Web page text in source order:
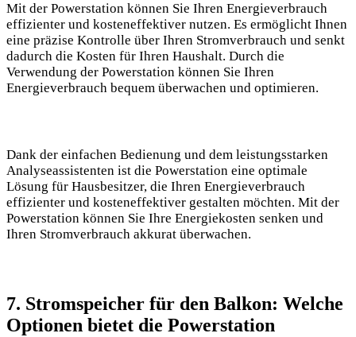
Mit der Powerstation können Sie Ihren Energieverbrauch
effizienter und kosteneffektiver nutzen. Es ermöglicht Ihnen
eine präzise Kontrolle über Ihren Stromverbrauch und senkt
dadurch die Kosten für Ihren Haushalt. Durch die
Verwendung der Powerstation können Sie Ihren
Energieverbrauch bequem überwachen und optimieren.
Dank der einfachen Bedienung und dem leistungsstarken
Analyseassistenten ist die Powerstation eine optimale
Lösung für Hausbesitzer, die Ihren Energieverbrauch
effizienter und kosteneffektiver gestalten möchten. Mit der
Powerstation können Sie Ihre Energiekosten senken und
Ihren Stromverbrauch akkurat überwachen.
7. Stromspeicher für den Balkon: Welche
Optionen bietet die Powerstation